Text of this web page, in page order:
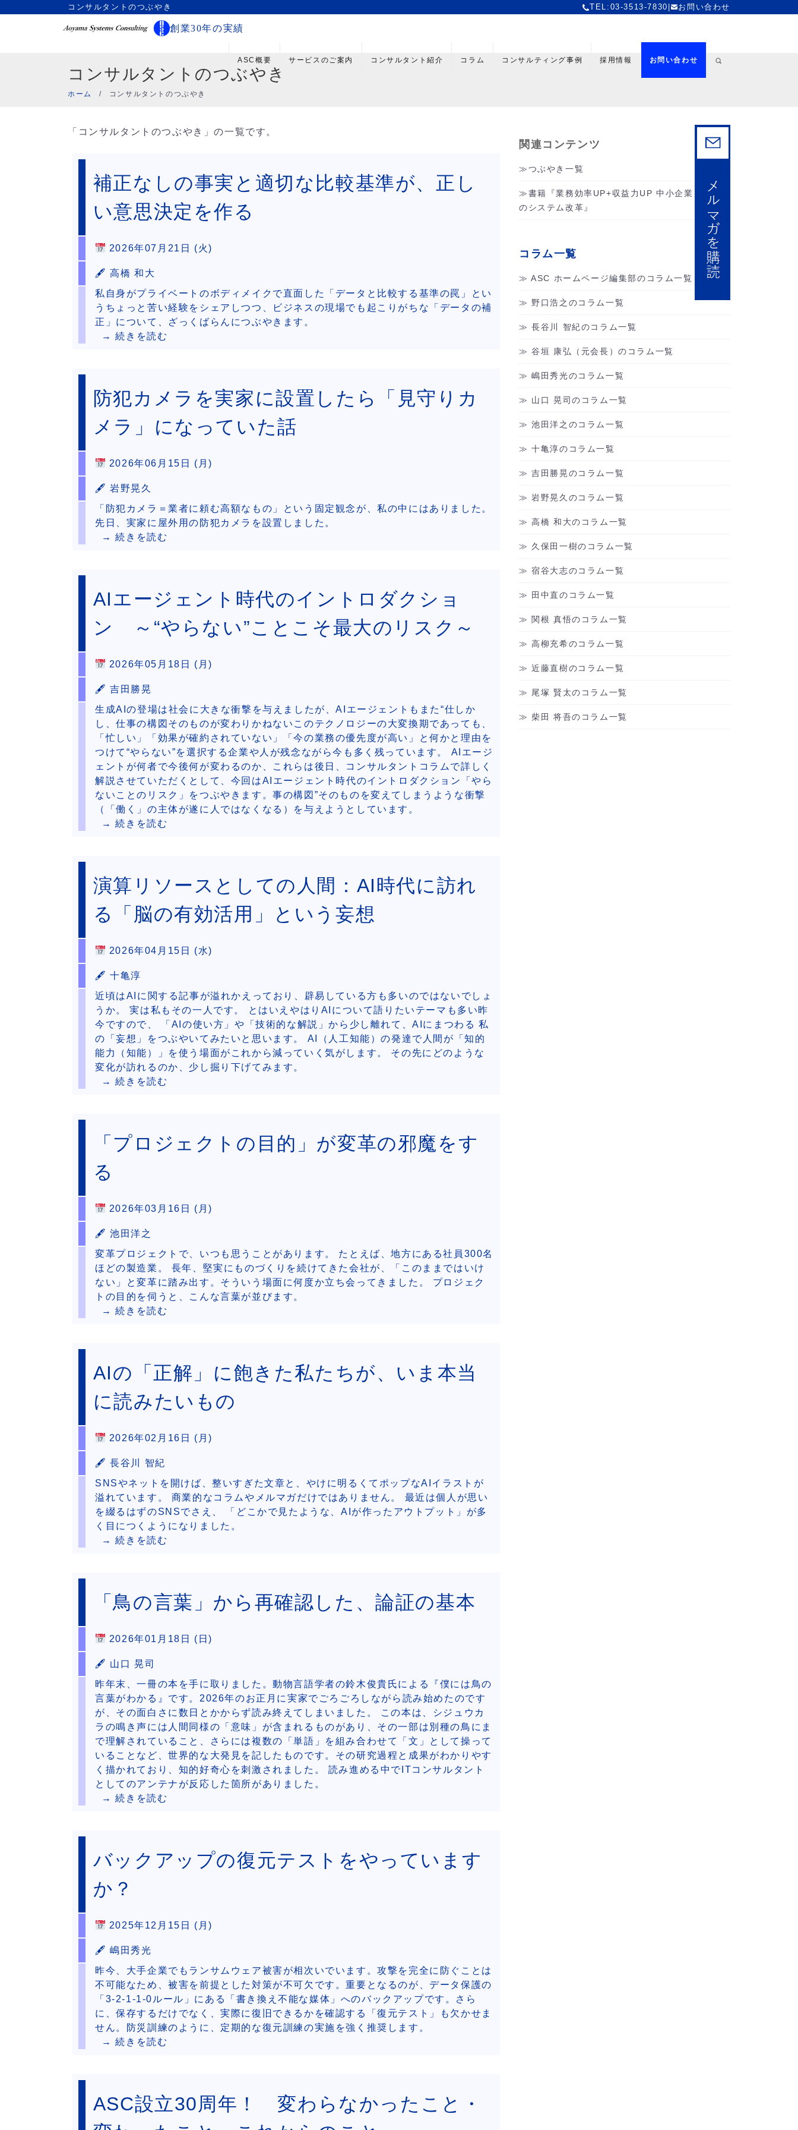
コンサルタントのつぶやき TEL:03-3513-7830 お問い合わせ
創業30年の実績
ASC概要 サービスのご案内 コンサルタント紹介 コラム コンサルティング事例 採用情報 お問い合わせ
コンサルタントのつぶやき
ホーム / コンサルタントのつぶやき
「コンサルタントのつぶやき」の一覧です。
補正なしの事実と適切な比較基準が、正し
い意思決定を作る
2026年07月21日 (火)
🖋 高橋 和大
私自身がプライベートのボディメイクで直面した「データと比較する基準の罠」とい
うちょっと苦い経験をシェアしつつ、ビジネスの現場でも起こりがちな「データの補
正」について、ざっくばらんにつぶやきます。
→ 続きを読む
防犯カメラを実家に設置したら「見守りカ
メラ」になっていた話
2026年06月15日 (月)
🖋 岩野晃久
「防犯カメラ＝業者に頼む高額なもの」という固定観念が、私の中にはありました。
先日、実家に屋外用の防犯カメラを設置しました。
→ 続きを読む
AIエージェント時代のイントロダクショ
ン ～“やらない”ことこそ最大のリスク～
2026年05月18日 (月)
🖋 吉田勝晃
生成AIの登場は社会に大きな衝撃を与えましたが、AIエージェントもまた“仕しか
し、仕事の構図そのものが変わりかねないこのテクノロジーの大変換期であっても、
「忙しい」「効果が確約されていない」「今の業務の優先度が高い」と何かと理由を
つけて“やらない”を選択する企業や人が残念ながら今も多く残っています。 AIエージ
ェントが何者で今後何が変わるのか、これらは後日、コンサルタントコラムで詳しく
解説させていただくとして、今回はAIエージェント時代のイントロダクション「やら
ないことのリスク」をつぶやきます。事の構図”そのものを変えてしまうような衝撃
（「働く」の主体が遂に人ではなくなる）を与えようとしています。
→ 続きを読む
演算リソースとしての人間：AI時代に訪れ
る「脳の有効活用」という妄想
2026年04月15日 (水)
🖋 十亀淳
近頃はAIに関する記事が溢れかえっており、辟易している方も多いのではないでしょ
うか。 実は私もその一人です。 とはいえやはりAIについて語りたいテーマも多い昨
今ですので、 「AIの使い方」や「技術的な解説」から少し離れて、AIにまつわる 私
の「妄想」をつぶやいてみたいと思います。 AI（人工知能）の発達で人間が「知的
能力（知能）」を使う場面がこれから減っていく気がします。 その先にどのような
変化が訪れるのか、少し掘り下げてみます。
→ 続きを読む
「プロジェクトの目的」が変革の邪魔をす
る
2026年03月16日 (月)
🖋 池田洋之
変革プロジェクトで、いつも思うことがあります。 たとえば、地方にある社員300名
ほどの製造業。 長年、堅実にものづくりを続けてきた会社が、「このままではいけ
ない」と変革に踏み出す。そういう場面に何度か立ち会ってきました。 プロジェク
トの目的を伺うと、こんな言葉が並びます。
→ 続きを読む
AIの「正解」に飽きた私たちが、いま本当
に読みたいもの
2026年02月16日 (月)
🖋 長谷川 智紀
SNSやネットを開けば、整いすぎた文章と、やけに明るくてポップなAIイラストが
溢れています。 商業的なコラムやメルマガだけではありません。 最近は個人が思い
を綴るはずのSNSでさえ、 「どこかで見たような、AIが作ったアウトプット」が多
く目につくようになりました。
→ 続きを読む
「鳥の言葉」から再確認した、論証の基本
2026年01月18日 (日)
🖋 山口 晃司
昨年末、一冊の本を手に取りました。動物言語学者の鈴木俊貴氏による『僕には鳥の
言葉がわかる』です。2026年のお正月に実家でごろごろしながら読み始めたのです
が、その面白さに数日とかからず読み終えてしまいました。 この本は、シジュウカ
ラの鳴き声には人間同様の「意味」が含まれるものがあり、その一部は別種の鳥にま
で理解されていること、さらには複数の「単語」を組み合わせて「文」として操って
いることなど、世界的な大発見を記したものです。その研究過程と成果がわかりやす
く描かれており、知的好奇心を刺激されました。 読み進める中でITコンサルタント
としてのアンテナが反応した箇所がありました。
→ 続きを読む
バックアップの復元テストをやっています
か？
2025年12月15日 (月)
🖋 嶋田秀光
昨今、大手企業でもランサムウェア被害が相次いでいます。攻撃を完全に防ぐことは
不可能なため、被害を前提とした対策が不可欠です。重要となるのが、データ保護の
「3-2-1-1-0ルール」にある「書き換え不能な媒体」へのバックアップです。さら
に、保存するだけでなく、実際に復旧できるかを確認する「復元テスト」も欠かせま
せん。防災訓練のように、定期的な復元訓練の実施を強く推奨します。
→ 続きを読む
ASC設立30周年！ 変わらなかったこと・
関連コンテンツ
つぶやき一覧
書籍『業務効率UP+収益力UP 中小企業
のシステム改革』
コラム一覧
ASC ホームページ編集部のコラム一覧
野口浩之のコラム一覧
長谷川 智紀のコラム一覧
谷垣 康弘（元会長）のコラム一覧
嶋田秀光のコラム一覧
山口 晃司のコラム一覧
池田洋之のコラム一覧
十亀淳のコラム一覧
吉田勝晃のコラム一覧
岩野晃久のコラム一覧
高橋 和大のコラム一覧
久保田一樹のコラム一覧
宿谷大志のコラム一覧
田中直のコラム一覧
関根 真悟のコラム一覧
高柳充希のコラム一覧
近藤直樹のコラム一覧
尾塚 賢太のコラム一覧
柴田 将吾のコラム一覧